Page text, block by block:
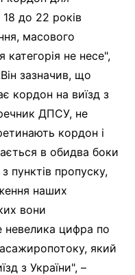
18 до 22 років
масового
категорія не несе",
зазначив, що
кордон на виїзд з
ДПСУ, не
кордон і
в обидва боки
пунктів пропуску,
наших
вони
цифра по
який
з України", –